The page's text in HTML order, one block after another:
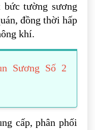
bức tường sương
đồng thời hấp
khí.
Sương Số 2
cấp, phân phối